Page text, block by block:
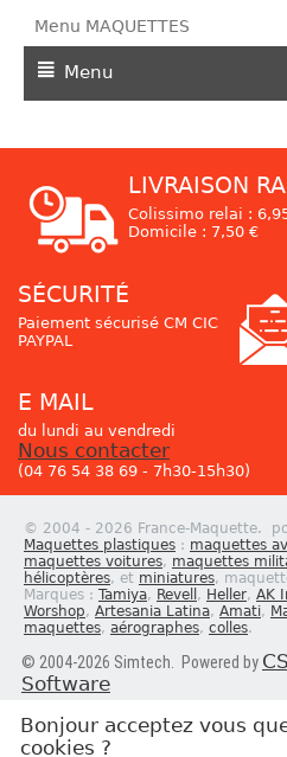
Menu MAQUETTES
Menu
LIVRAISON
Colissimo relai :
Domicile : 7,50 €
SÉCURITÉ
Paiement sécurisé CM CIC
PAYPAL
E MAIL
du lundi au vendredi
Nous contacter
(04 76 54 38 69 - 7h30-15h30)
© 2004 - 2026 France-Maquette.
Maquettes plastiques : maquettes
maquettes voitures, maquettes
hélicoptères, et miniatures,
Marques : Tamiya, Revell , Heller, AK
Worshop, Artesania Latina, Amati,
maquettes, aérographes, colles.
© 2004-2026 Simtech. Powered by
Software
Bonjour acceptez vous
cookies ?